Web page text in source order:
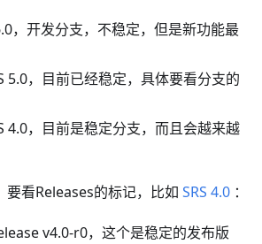
，开发分支，不稳定，但是新功能最
5.0，目前已经稳定，具体要看分支的
4.0，目前是稳定分支，而且会越来越
要看Releases的标记，比如 SRS 4.0 ：
v4.0-r0，这个是稳定的发布版